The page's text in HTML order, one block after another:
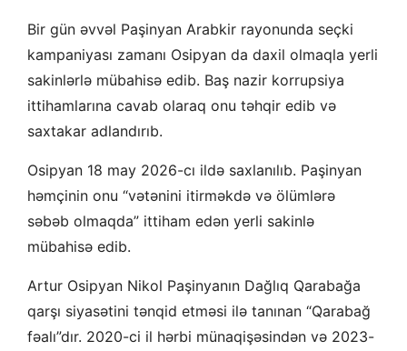
Bir gün əvvəl Paşinyan Arabkir rayonunda seçki
kampaniyası zamanı Osipyan da daxil olmaqla yerli
sakinlərlə mübahisə edib. Baş nazir korrupsiya
ittihamlarına cavab olaraq onu təhqir edib və
saxtakar adlandırıb.
Osipyan 18 may 2026-cı ildə saxlanılıb. Paşinyan
həmçinin onu “vətənini itirməkdə və ölümlərə
səbəb olmaqda” ittiham edən yerli sakinlə
mübahisə edib.
Artur Osipyan Nikol Paşinyanın Dağlıq Qarabağa
qarşı siyasətini tənqid etməsi ilə tanınan “Qarabağ
fəalı”dır. 2020-ci il hərbi münaqişəsindən və 2023-